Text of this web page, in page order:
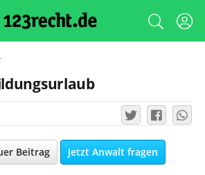
Beitrag Jetzt Anwalt fragen